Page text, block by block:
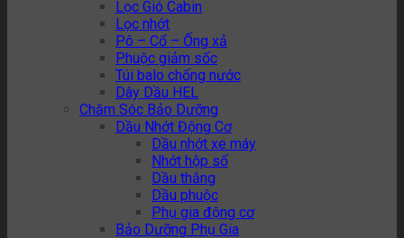
Lọc Gió Cabin
Lọc nhớt
Pô – Cổ – Ống xả
Phuộc giảm sốc
Túi balo chống nước
Dây Dầu HEL
Chăm Sóc Bảo Dưỡng
Dầu Nhớt Động Cơ
Dầu nhớt xe máy
Nhớt hộp số
Dầu thắng
Dầu phuộc
Phụ gia động cơ
Bảo Dưỡng Phụ Gia